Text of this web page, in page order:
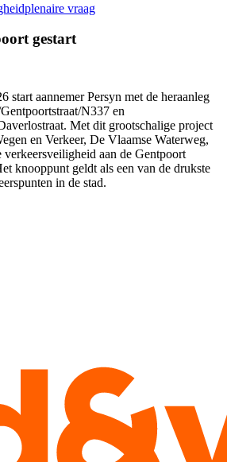
plenaire vraag
gestart
start aannemer Persyn met de heraanleg
N337 en
Met dit grootschalige project
en Verkeer, De Vlaamse Waterweg,
verkeersveiligheid aan de Gentpoort
knooppunt geldt als een van de drukste
in de stad.